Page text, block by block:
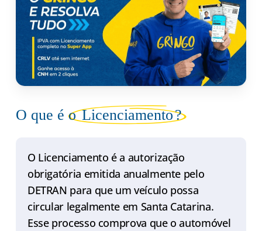
O que é oLicenciamento?
O Licenciamento é a autorização
obrigatória emitida anualmente pelo
DETRAN para que um veículo possa
circular legalmente em Santa Catarina.
Esse processo comprova que o automóvel